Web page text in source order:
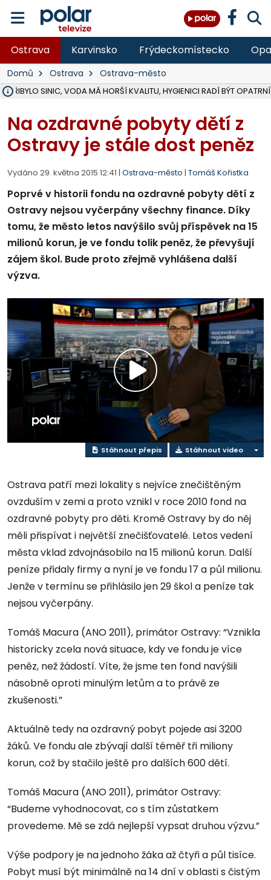
Ostrava Karvinsko Frýdeckomístecko
Domů Ostrava Ostrava-město
PŘIBYLO SINIC, VODA MÁ HORŠÍ KVALITU, HYGIENICI RADÍ BÝT OPATRNÍ
Na ozdravné pobyty dětí z
Ostravy je stále dost peněz
Vydáno 29. května 2015 12:41 | Ostrava-město | Tomáš Kořistka
Poprvé v historii fondu na ozdravné pobyty dětí z
Ostravy nejsou vyčerpány všechny finance. Díky
tomu, že město letos navýšilo svůj příspěvek na 15
milionů korun, je ve fondu tolik peněz, že převyšují
zájem škol. Bude proto zřejmě vyhlášena další
výzva.
Přehrát
video
Stáhnout přepis Stáhnout video
Ostrava patří mezi lokality s nejvíce znečištěným
ovzduším v zemi a proto vznikl v roce 2010 fond na
ozdravné pobyty pro děti. Kromě Ostravy by do něj
měli přispívat i největší znečišťovatelé. Letos vedení
města vklad zdvojnásobilo na 15 milionů korun. Další
peníze přidaly firmy a nyní je ve fondu 17 a půl milionu.
Jenže v termínu se přihlásilo jen 29 škol a peníze tak
nejsou vyčerpány.
Tomáš Macura (ANO 2011), primátor Ostravy: “Vznikla
historicky zcela nová situace, kdy ve fondu je více
peněz, než žádostí. Víte, že jsme ten fond navýšili
násobně oproti minulým letům a to právě ze
zkušenosti.”
Aktuálně tedy na ozdravný pobyt pojede asi 3200
žáků. Ve fondu ale zbývají další téměř tři miliony
korun, což by stačilo ještě pro dalších 600 dětí.
Tomáš Macura (ANO 2011), primátor Ostravy:
“Budeme vyhodnocovat, co s tím zůstatkem
provedeme. Mě se zdá nejlepší vypsat druhou výzvu.”
Výše podpory je na jednoho žáka až čtyři a půl tisíce.
Pobyt musí být minimálně na 14 dní v oblasti s čistým